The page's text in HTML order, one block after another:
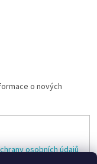
o nových
osobních údajů